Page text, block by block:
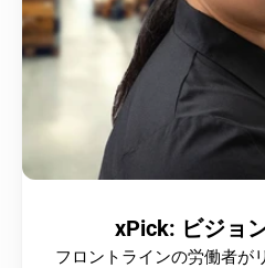
xPick: ビジョ
フロントラインの労働者が